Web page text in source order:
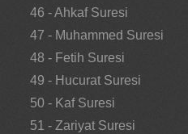
46 - Ahkaf Suresi
47 - Muhammed Suresi
48 - Fetih Suresi
49 - Hucurat Suresi
50 - Kaf Suresi
51 - Zariyat Suresi